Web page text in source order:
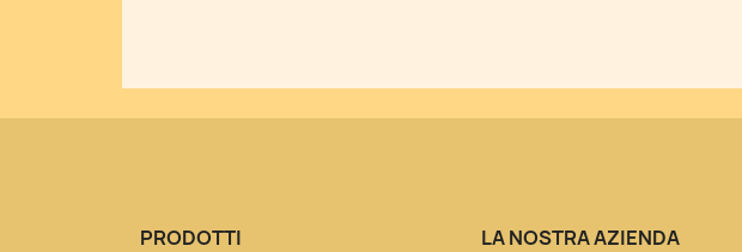
PRODOTTI LA NOSTRA AZIENDA